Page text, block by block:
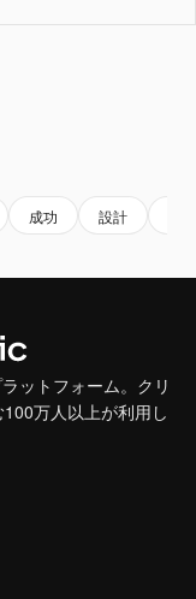
成功 設計
ットフォーム。クリ
万人以上が利用し